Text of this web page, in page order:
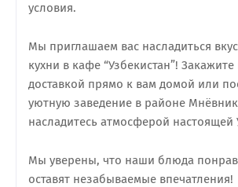
условия.
Мы приглашаем вас насладиться
кухни в кафе “Узбекистан”!
доставкой прямо к вам домой или
уютную заведение в районе
насладитесь атмосферой настоящей
Мы уверены, что наши блюда
оставят незабываемые впечатления!